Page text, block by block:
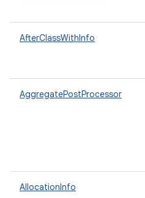
AfterClassWithInfo
AggregatePostProcessor
AllocationInfo